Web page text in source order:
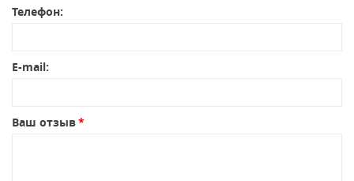
Телефон:
E-mail:
Ваш отзыв